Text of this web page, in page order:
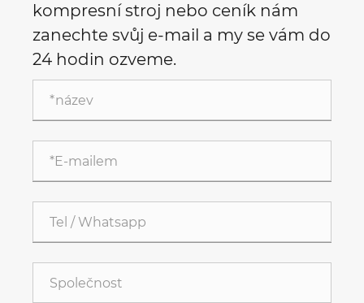
kompresní stroj nebo ceník nám
zanechte svůj e-mail a my se vám do
24 hodin ozveme.